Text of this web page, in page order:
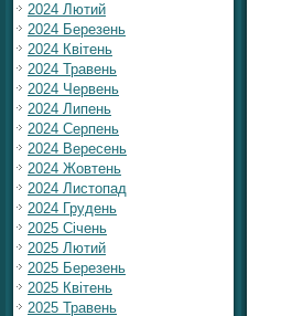
2024 Лютий
2024 Березень
2024 Квітень
2024 Травень
2024 Червень
2024 Липень
2024 Серпень
2024 Вересень
2024 Жовтень
2024 Листопад
2024 Грудень
2025 Січень
2025 Лютий
2025 Березень
2025 Квітень
2025 Травень